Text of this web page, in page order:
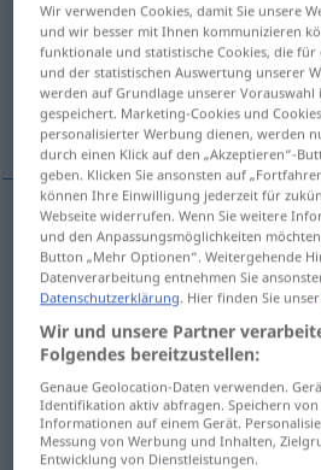
Übersicht aller
(Für mehr Details die Übersetzung
Post, Postamt
Postf post <-en; KEIN PL >
Postamtn post < -en ; KEIN PL>
Stellungf post <-en;-er>
Wir verwenden Cookies, damit Sie unsere
und wir besser mit Ihnen kommunizieren
funktionale und statistische Cookies, die für
und der statistischen Auswertung unserer
werden auf Grundlage unserer
gespeichert. Marketing-Cookies und
personalisierter Werbung dienen, werden
durch einen Klick auf den „Akzeptieren“-
geben. Klicken Sie ansonsten auf
können Ihre Einwilligung jederzeit für
Webseite widerrufen. Wenn Sie weitere
und den Anpassungsmöglichkeiten
Button „Mehr Optionen“. Weitergehende
Datenverarbeitung entnehmen Sie
Datenschutzerklärung. Hier finden Sie
Wir und unsere Partner
Folgendes bereitzustellen:
Genaue Geolocation-Daten verwenden.
Identifikation aktiv abfragen. Speichern
Informationen auf einem Gerät.
Messung von Werbung und Inhalten,
Entwicklung von Dienstleistungen.